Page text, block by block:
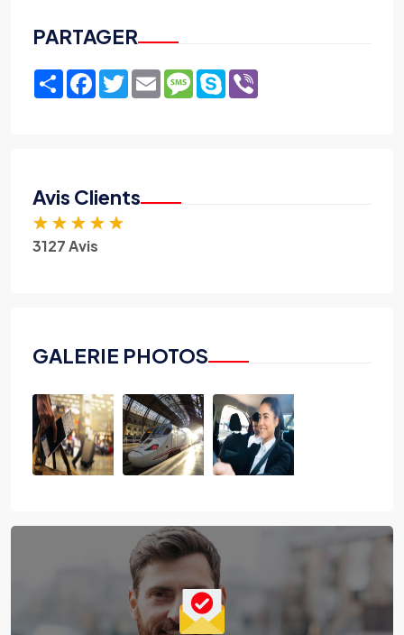
PARTAGER
ShareFacebook
TwitterEmailMessage
Skype
Avis Clients
★ ★ ★ ★ ★
3127 Avis
GALERIE PHOTOS